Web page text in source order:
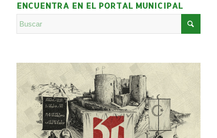
ENCUENTRA EN EL PORTAL MUNICIPAL